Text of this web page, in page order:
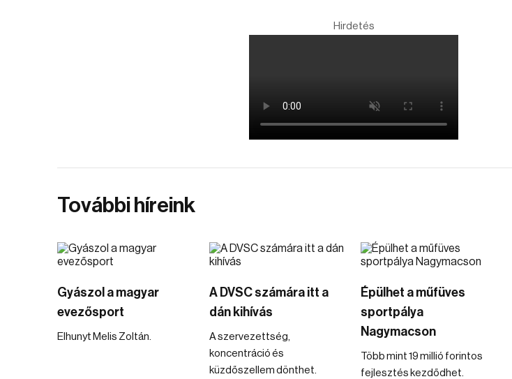
Hirdetés
További híreink
Gyászol a magyar
evezősport
Elhunyt Melis Zoltán.
A DVSC számára itt a
dán kihívás
A szervezettség,
koncentráció és
küzdőszellem dönthet.
Épülhet a műfüves
sportpálya
Nagymacson
Több mint 19 millió forintos
fejlesztés kezdődhet.